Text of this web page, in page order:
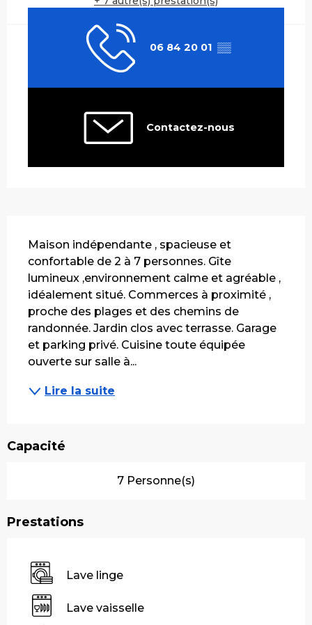
06 84 20 01 ▒▒
Contactez-nous
Maison indépendante , spacieuse et
confortable de 2 à 7 personnes. Gîte
lumineux ,environnement calme et agréable ,
idéalement situé. Commerces à proximité ,
proche des plages et des chemins de
randonnée. Jardin clos avec terrasse. Garage
et parking privé. Cuisine toute équipée
ouverte sur salle à...
Lire la suite
Capacité
7 Personne(s)
Prestations
Lave linge
Lave vaisselle